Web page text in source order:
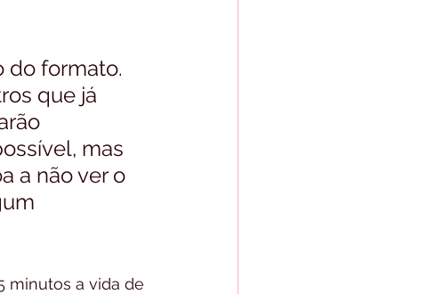
do formato.
que já
mas
a não ver o
minutos a vida de